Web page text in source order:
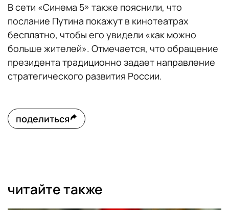
В сети «Синема 5» также пояснили, что
послание Путина покажут в кинотеатрах
бесплатно, чтобы его увидели «как можно
больше жителей». Отмечается, что обращение
президента традиционно задает направление
стратегического развития России.
поделиться
читайте также